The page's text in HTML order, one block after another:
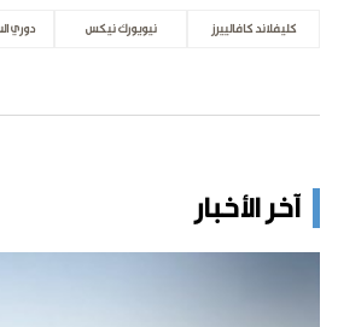
كليفلاند كافالييرز نيويورك نيكس
آخر الأخبار